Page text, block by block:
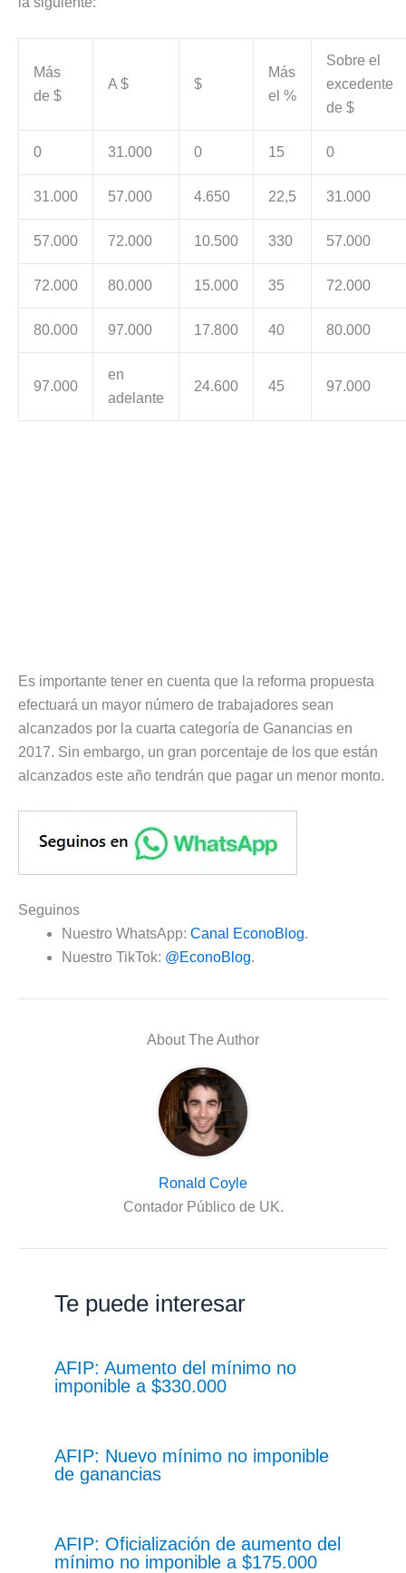
Más
de $
A $ $
Más
el %
Sobre el
excedente
de $
0 31.000 0 15 0
31.000 57.000 4.650 22,5 31.000
57.000 72.000 10.500 330 57.000
72.000 80.000 15.000 35 72.000
80.000 97.000 17.800 40 80.000
97.000
en
adelante
24.600 45 97.000
Es importante tener en cuenta que la reforma propuesta
efectuará un mayor número de trabajadores sean
alcanzados por la cuarta categoría de Ganancias en
2017. Sin embargo, un gran porcentaje de los que están
alcanzados este año tendrán que pagar un menor monto.
Seguinos
Nuestro WhatsApp: Canal EconoBlog.
Nuestro TikTok: @EconoBlog.
About The Author
Ronald Coyle
Contador Público de UK.
Te puede interesar
AFIP: Aumento del mínimo no
imponible a $330.000
AFIP: Nuevo mínimo no imponible
de ganancias
AFIP: Oficialización de aumento del
mínimo no imponible a $175.000